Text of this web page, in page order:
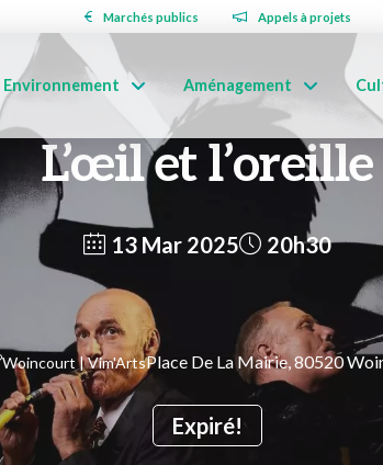
Marchés publics Appels à projets
Environnement Aménagement
L’œil et l’oreille
13 Mar 2025
Expiré!
20h30
Woincourt | Vim'ArtsPlace De La Mairie, 80520